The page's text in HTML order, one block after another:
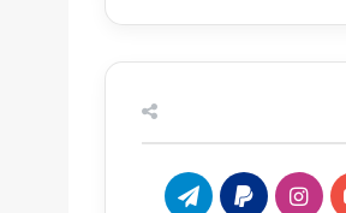
‫YouTubeانستقرام
‏Paypal تيلقرام